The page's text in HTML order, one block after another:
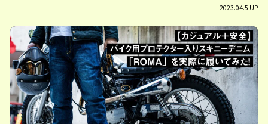
2023.04.5 UP